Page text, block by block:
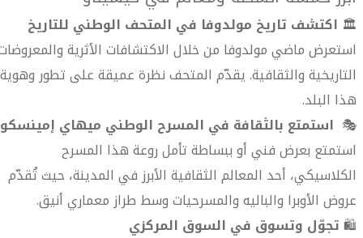
🏛️ اكتشف تاريخ مولدوفا في المتحف الوطني للتاريخ
استعرض ماضي مولدوفا من خلال الاكتشافات الأثرية
التاريخية والثقافية. يقدّم المتحف نظرة عميقة على تطور وهوية
هذا البلد.
🎭 استمتع بالثقافة في المسرح الوطني ميهاي إمينسكو
استمتع بعرض فني أو ببساطة تأمل روعة هذا المسرح
الكلاسيكي، أحد المعالم الثقافية الأبرز في المدينة، حيث تُقدّم
عروض الأوبرا والباليه والمسرحيات وسط طراز معماري أنيق.
🛍️تجوّل وتسوق في السوق المركزي